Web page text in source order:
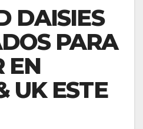
DAISIES
PARA
EN
UK ESTE